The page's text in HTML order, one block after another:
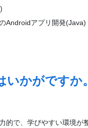
Androidアプリ開発(Java)
いかがですか。
的で、学びやすい環境が